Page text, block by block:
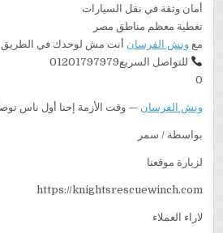
أمان وثقة في نقل السيارات
تغطية معظم مناطق مصر
معونش الفرسان أنت مش لوحدك في
للتواصل السريع01201797979
0
ونش الفرسان — وقت الأزمة إحنا أول ناس
بواسطة / سمر
لزيارة موقعنا
https://knightsrescuewinch.com
لاراء العملاء